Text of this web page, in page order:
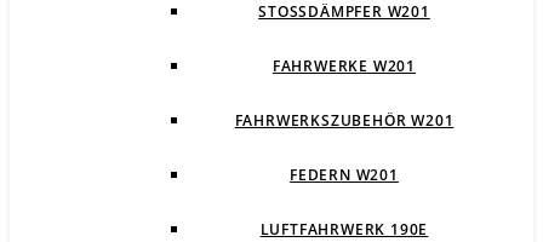
STOSSDÄMPFER W201
FAHRWERKE W201
FAHRWERKSZUBEHÖR W201
FEDERN W201
LUFTFAHRWERK 190E